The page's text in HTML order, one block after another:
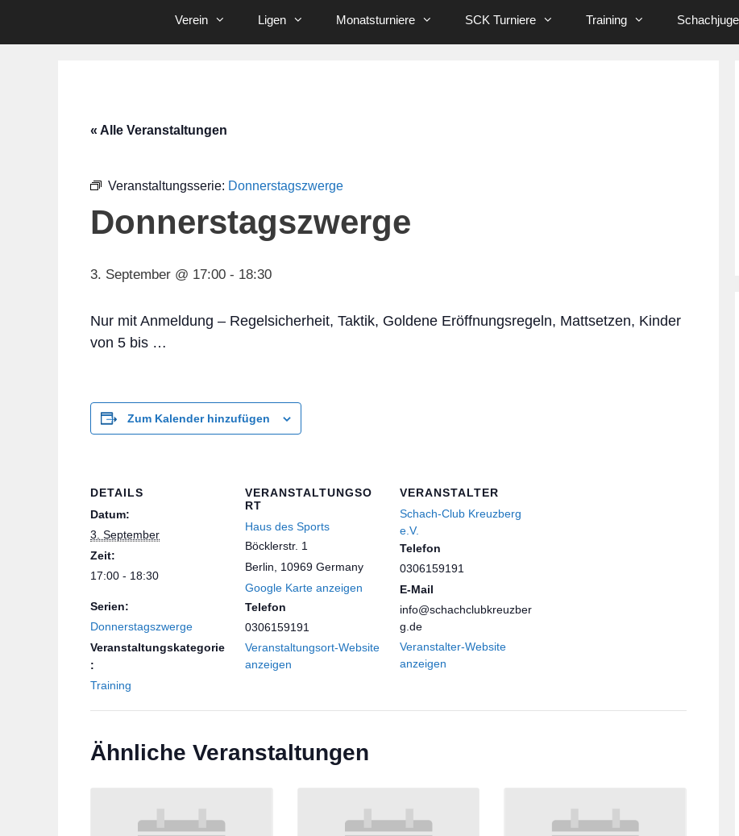
Verein Ligen Monatsturniere SCK Turniere Training
« Alle Veranstaltungen
Veranstaltungsserie: Donnerstagszwerge
Donnerstagszwerge
3. September @ 17:00 - 18:30
Nur mit Anmeldung – Regelsicherheit, Taktik, Goldene Eröffnungsregeln, Mattsetzen, Kinder
von 5 bis …
Zum Kalender hinzufügen
DETAILS
Datum:
3. September
Zeit:
17:00 - 18:30
Serien:
Donnerstagszwerge
Veranstaltungskategorie
:
Training
VERANSTALTUNGSO
RT
Haus des Sports
Böcklerstr. 1
Berlin
10969 Germany
Google Karte anzeigen
Telefon
0306159191
Veranstaltungsort-Website
anzeigen
VERANSTALTER
Schach-Club Kreuzberg
e.V.
Telefon
0306159191
E-Mail
info@schachclubkreuzber
g.de
Veranstalter-Website
anzeigen
Ähnliche Veranstaltungen